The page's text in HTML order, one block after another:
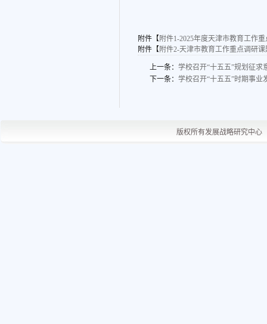
附件【附件1-2025年度天津市教育工作
附件【附件2-天津市教育工作重点调研课
上一条： 学校召开“十五五”规划征求
下一条： 学校召开“十五五”时期事
版权所有发展战略研究中心